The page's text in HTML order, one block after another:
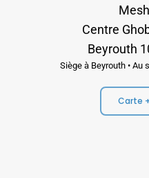
Centre
Beyrouth
Siège à Beyrouth • Au
Carte